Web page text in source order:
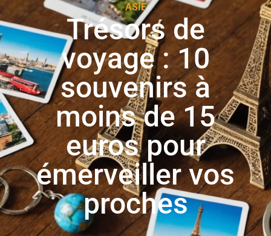
ASIE
Trésors de
voyage : 10
souvenirs à
moins de 15
euros pour
émerveiller vos
proches